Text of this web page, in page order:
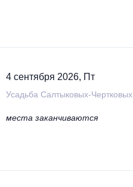
4 сентября 2026, Пт
Усадьба Салтыковых-Чертковых
места заканчиваются